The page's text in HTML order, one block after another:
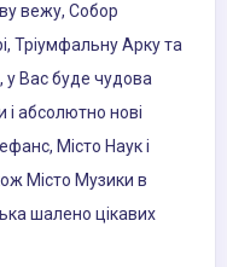
вежу, Собор
Тріумфальну Арку та
у Вас буде чудова
і абсолютно нові
Місто Наук і
Місто Музики в
шалено цікавих